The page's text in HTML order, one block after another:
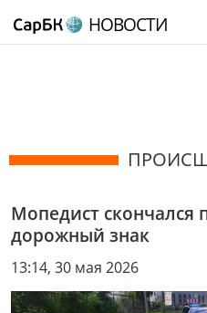
НОВОСТИ
Мопедист скончался
дорожный знак
13:14, 30 мая 2026